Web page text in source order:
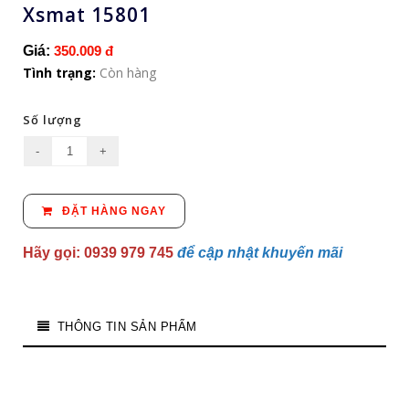
Xsmat 15801
Giá: 350.009 đ
Tình trạng: Còn hàng
Số lượng
ĐẶT HÀNG NGAY
Hãy gọi: 0939 979 745 để cập nhật khuyến mãi
THÔNG TIN SẢN PHẨM